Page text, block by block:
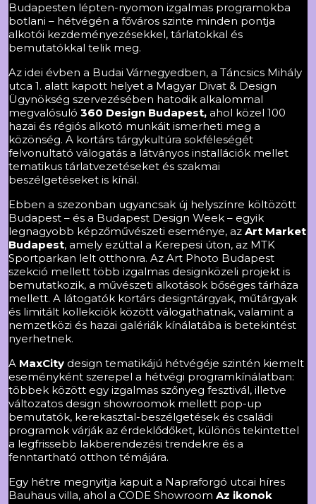
Budapesten lépten-nyomon izgalmas programokba
botlani – hétvégén a főváros szinte minden pontja
alkotói kezdeményezésekkel, tárlatokkal és
bemutatókkal telik meg.
Az idei évben a Budai Várnegyedben, a Táncsics Mihály
utca 1. alatt kapott helyet a Magyar Divat & Design
Ügynökség szervezésében hatodik alkalommal
megvalósuló 360 Design Budapest, ahol közel 100
hazai és régiós alkotó munkáit ismerheti meg a
közönség. A kortárs tárgykultúra sokféleségét
felvonultató válogatás a látványos installációk mellet
tematikus tárlatvezetéseket és szakmai
beszélgetéseket is kínál.
Ebben a szezonban ugyancsak új helyszínre költözött
Budapest – és a Budapest Design Week – egyik
legnagyobb képzőművészeti eseménye, az Art Market
Budapest, amely ezúttal a Kerepesi úton, az MTK
Sportparkan lelt otthonra. Az Art Photo Budapest
szekció mellett több izgalmas designközeli projekt is
bemutatkozik, a művészeti alkotások bőséges tárháza
mellett. A látogatók kortárs designtárgyak, műtárgyak
és limitált kollekciók között válogathatnak, valamint a
nemzetközi és hazai galériák kínálatába is betekintést
nyerhetnek.
A MaxCity design tematikájú hétvégéje szintén kiemelt
eseményként szerepel a hétvégi programkínálatban:
többek között egy izgalmas szőnyeg fesztivál, illetve
változatos design showroomok mellett pop-up
bemutatók, kerekasztal-beszélgetések és családi
programok várják az érdeklődőket, különös tekintettel
a legfrissebb lakberendezési trendekre és a
fenntartható otthon témájára.
Egy hétre megnyitja kapuit a Napraforgó utcai híres
Bauhaus villa, ahol a CODE Showroom Az ikonok